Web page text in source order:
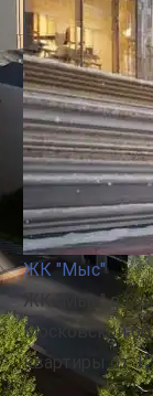
ЖК "Мыс"
ЖК "Мыс" в
Московской
квартиры от